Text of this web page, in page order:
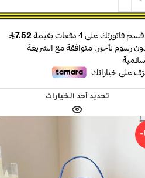
تحديد أحد الخيارات
-